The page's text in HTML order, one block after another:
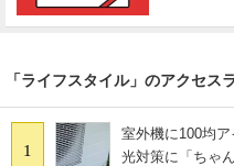
「ライフスタイル」のアクセス
1
室外機に100均
光対策に「ちゃ